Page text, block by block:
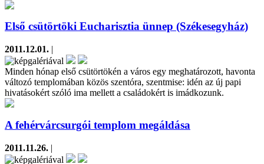
Első csütörtöki Eucharisztia ünnep (Székesegyház)
2011.12.01. |
Minden hónap első csütörtökén a város egy meghatározott, havonta
változó templomában közös szentóra, szentmise: idén az új papi
hivatásokért szóló ima mellett a családokért is imádkozunk.
A fehérvárcsurgói templom megáldása
2011.11.26. |